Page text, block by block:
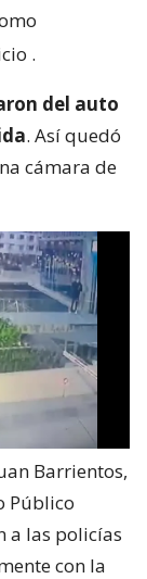
.
del auto
. Así quedó
cámara de
Barrientos,
Público
a las policías
con la